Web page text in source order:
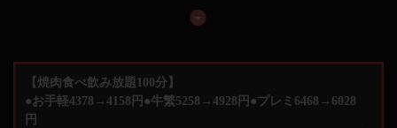
【焼肉食べ飲み放題100分】
●お手軽4378→4158円●牛繁5258→4928円●プレミ6468→6028
円